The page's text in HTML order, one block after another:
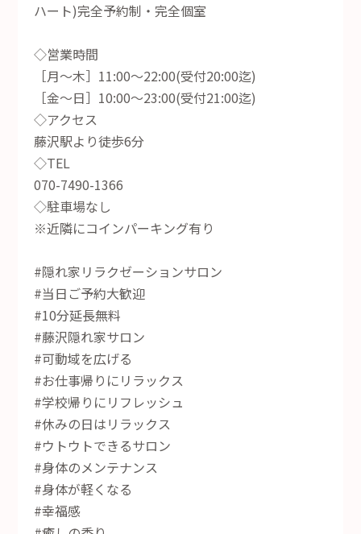
ハート)完全予約制・完全個室
◇営業時間
［月～木］11:00～22:00(受付20:00迄)
［金～日］10:00～23:00(受付21:00迄)
◇アクセス
藤沢駅より徒歩6分
◇TEL
070-7490-1366
◇駐車場なし
※近隣にコインパーキング有り
#隠れ家リラクゼーションサロン
#当日ご予約大歓迎
#10分延長無料
#藤沢隠れ家サロン
#可動域を広げる
#お仕事帰りにリラックス
#学校帰りにリフレッシュ
#休みの日はリラックス
#ウトウトできるサロン
#身体のメンテナンス
#身体が軽くなる
#幸福感